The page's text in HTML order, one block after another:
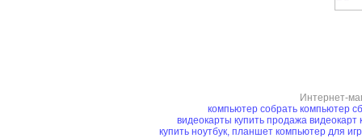
Интернет-
компьютер собрать компьютер
видеокарты купить продажа видеокарт
купить ноутбук, планшет компьютер для